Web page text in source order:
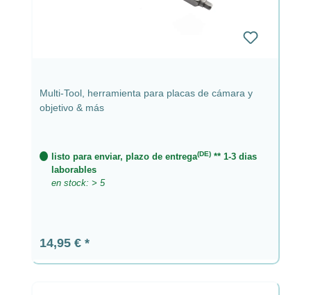
Multi-Tool, herramienta para placas de cámara y
objetivo & más
listo para enviar, plazo de entrega(DE) ** 1-3 dias
laborables
en stock: > 5
Precio normal:
14,95 €